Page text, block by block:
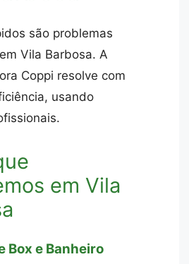
são problemas
Vila Barbosa. A
Coppi resolve com
usando
em Vila
Box e Banheiro